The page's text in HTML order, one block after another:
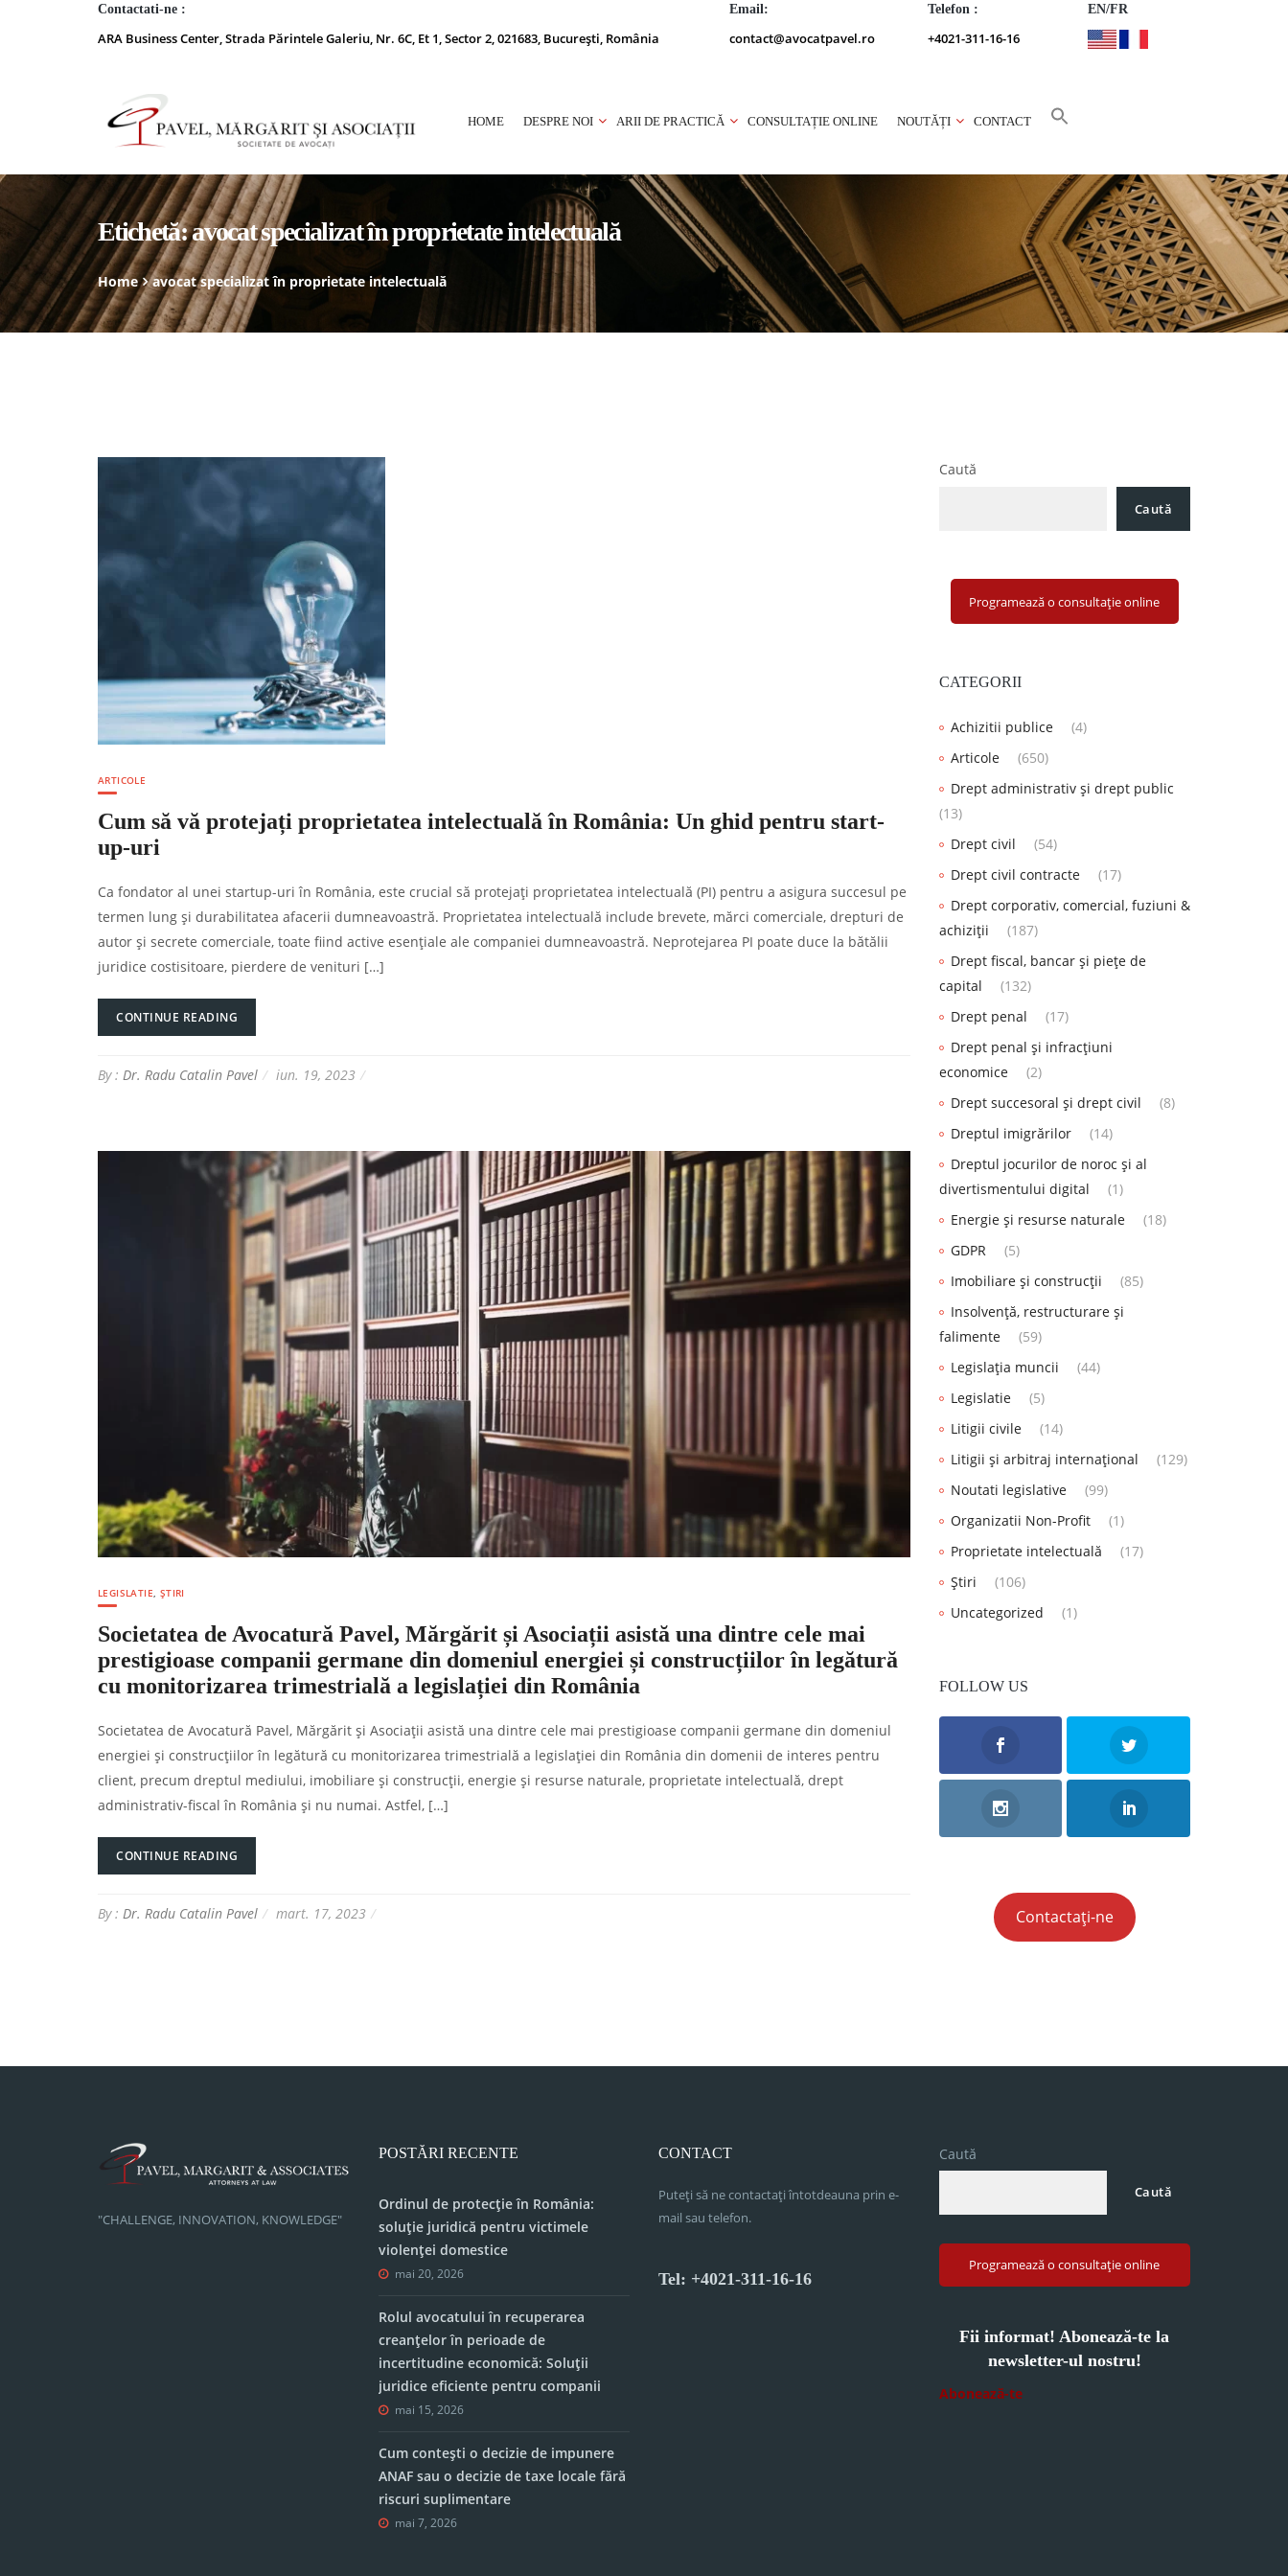
Contactati-ne :
ARA Business Center, Strada Părintele Galeriu, Nr. 6C, Et 1, Sector 2, 021683, București, România
Email:
contact@avocatpavel.ro
Telefon :
+4021-311-16-16
EN/FR
HOME DESPRE NOI ARII DE PRACTICĂ CONSULTAȚIE ONLINE NOUTĂȚI CONTACT
Etichetă:avocat specializat în proprietate intelectuală
Home avocat specializat în proprietate intelectuală
ARTICOLE
Cum să vă protejați proprietatea intelectuală în România: Un ghid pentru start-
up-uri
Ca fondator al unei startup-uri în România, este crucial să protejați proprietatea intelectuală (PI) pentru a asigura succesul pe
termen lung și durabilitatea afacerii dumneavoastră. Proprietatea intelectuală include brevete, mărci comerciale, drepturi de
autor și secrete comerciale, toate fiind active esențiale ale companiei dumneavoastră. Neprotejarea PI poate duce la bătălii
juridice costisitoare, pierdere de venituri […]
CONTINUE READING
By : Dr. Radu Catalin Pavel iun. 19, 2023
LEGISLATIE ȘTIRI
Societatea de Avocatură Pavel, Mărgărit și Asociații asistă una dintre cele mai
prestigioase companii germane din domeniul energiei și construcțiilor în legătură
cu monitorizarea trimestrială a legislației din România
Societatea de Avocatură Pavel, Mărgărit și Asociații asistă una dintre cele mai prestigioase companii germane din domeniul
energiei și construcțiilor în legătură cu monitorizarea trimestrială a legislației din România din domenii de interes pentru
client, precum dreptul mediului, imobiliare și construcții, energie și resurse naturale, proprietate intelectuală, drept
administrativ-fiscal în România și nu numai. Astfel, […]
CONTINUE READING
By : Dr. Radu Catalin Pavel mart. 17, 2023
Caută
Caută
Programează o consultație online
CATEGORII
Achizitii publice
(4)
Articole
(650)
Drept administrativ și drept public
(13)
Drept civil
(54)
Drept civil contracte
(17)
Drept corporativ, comercial, fuziuni &
achiziții
(187)
Drept fiscal, bancar și piețe de
capital
(132)
Drept penal
(17)
Drept penal și infracțiuni
economice
(2)
Drept succesoral și drept civil
(8)
Dreptul imigrărilor
(14)
Dreptul jocurilor de noroc și al
divertismentului digital
(1)
Energie și resurse naturale
(18)
GDPR
(5)
Imobiliare și construcții
(85)
Insolvență, restructurare și
falimente
(59)
Legislația muncii
(44)
Legislatie
(5)
Litigii civile
(14)
Litigii și arbitraj internațional
(129)
Noutati legislative
(99)
Organizatii Non-Profit
(1)
Proprietate intelectuală
(17)
Știri
(106)
Uncategorized
(1)
FOLLOW US
Contactați-ne
"CHALLENGE, INNOVATION, KNOWLEDGE"
POSTĂRI RECENTE
Ordinul de protecție în România:
soluție juridică pentru victimele
violenței domestice
mai 20, 2026
Rolul avocatului în recuperarea
creanțelor în perioade de
incertitudine economică: Soluții
juridice eficiente pentru companii
mai 15, 2026
Cum contești o decizie de impunere
ANAF sau o decizie de taxe locale fără
riscuri suplimentare
mai 7, 2026
CONTACT
Puteți să ne contactați întotdeauna prin e-
mail sau telefon.
Tel: +4021-311-16-16
Caută
Caută
Programează o consultație online
Fii informat! Abonează-te la
newsletter-ul nostru!
Abonează-te